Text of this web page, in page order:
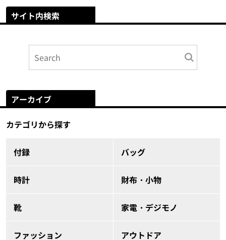
サイト内検索
アーカイブ
カテゴリから探す
付録 バッグ
時計 財布・小物
靴 家電・デジモノ
ファッション アウトドア